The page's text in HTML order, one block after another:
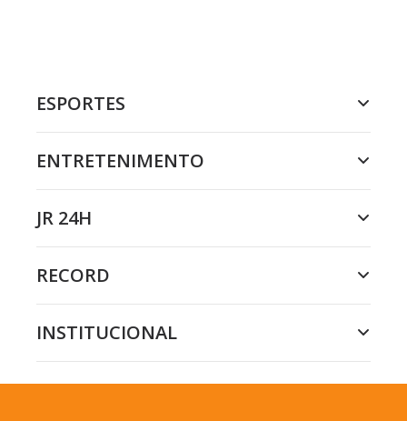
ESPORTES
ENTRETENIMENTO
JR 24H
RECORD
INSTITUCIONAL